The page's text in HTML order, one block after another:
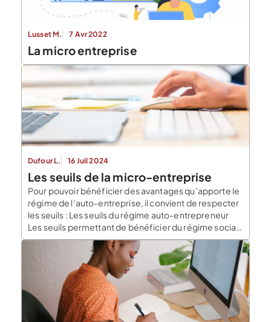
Lusset M. 7 Avr 2022
La micro entreprise
Dufour L. 16 Juil 2024
Les seuils de la micro-entreprise
Pour pouvoir bénéficier des avantages qu’apporte le
régime de l’auto-entreprise, il convient de respecter
les seuils : Les seuils du régime auto-entrepreneur
Les seuils permettant de bénéficier du régime social
de la micro entreprise Les auto-entrepreneurs sont
limités à un seuil de chiffre d’affaires qui diffère selon
la nature de leur activité. Pour les auto-entrepreneurs
qui travaillent dans la […]